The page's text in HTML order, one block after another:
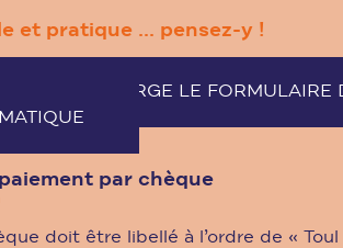
et pratique ... pensez-y !
JE TELECHARGE LE
par chèque
doit être libellé à l’ordre de «